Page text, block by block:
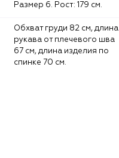
Размер 6. Рост: 179 см.
Обхват груди 82 см, длина
рукава от плечевого шва
67 см, длина изделия по
спинке 70 см.